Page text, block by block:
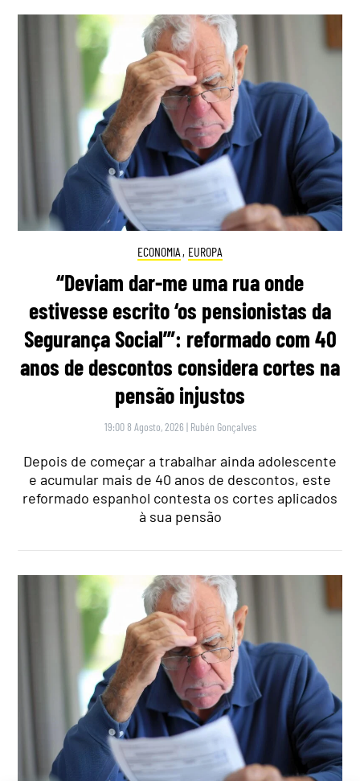
ECONOMIA , EUROPA
“Deviam dar-me uma rua onde
estivesse escrito ‘os pensionistas da
Segurança Social’”: reformado com 40
anos de descontos considera cortes na
pensão injustos
19:00 8 Agosto, 2026 | Rubén Gonçalves
Depois de começar a trabalhar ainda adolescente
e acumular mais de 40 anos de descontos, este
reformado espanhol contesta os cortes aplicados
à sua pensão